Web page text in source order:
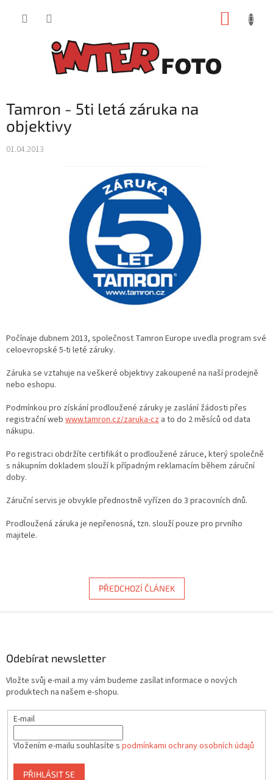
Tamron - 5ti letá záruka na
objektivy
01.04.2013
Počínaje dubnem 2013, společnost Tamron Europe uvedla program své
celoevropské 5-ti leté záruky.
Záruka se vztahuje na veškeré objektivy zakoupené na naší prodejně
nebo eshopu.
Podmínkou pro získání prodloužené záruky je zaslání žádosti přes
registrační web www.tamron.cz/zaruka-cz a to do 2 měsíců od data
nákupu.
Po registraci obdržíte certifikát o prodloužené záruce, který společně
s nákupním dokladem slouží k případným reklamacím během záruční
doby.
Záruční servis je obvykle přednostně vyřízen do 3 pracovních dnů.
Prodloužená záruka je nepřenosná, tzn. slouží pouze pro prvního
majitele.
PŘEDCHOZÍ ČLÁNEK
Odebírat newsletter
Vložte svůj e-mail a my vám budeme zasílat informace o nových
produktech na našem e-shopu.
E-mail
Vložením e-mailu souhlasíte s podmínkami ochrany osobních údajů
PŘIHLÁSIT SE